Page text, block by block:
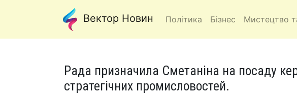
Вектор Новин Політика Бізнес Мистецтво
Рада призначила Сметаніна на посаду
стратегічних промисловостей.